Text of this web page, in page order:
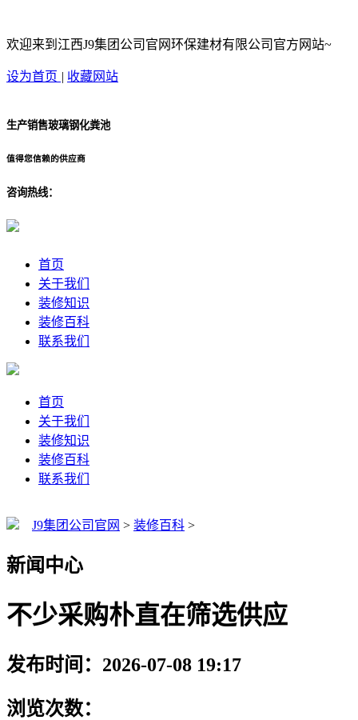
欢迎来到江西J9集团公司官网环保建材有限公司官方网站~
设为首页 | 收藏网站
生产销售玻璃钢化粪池
值得您信赖的供应商
咨询热线：
首页
关于我们
装修知识
装修百科
联系我们
首页
关于我们
装修知识
装修百科
联系我们
J9集团公司官网 > 装修百科 >
新闻中心
不少采购朴直在筛选供应
发布时间：2026-07-08 19:17
浏览次数：